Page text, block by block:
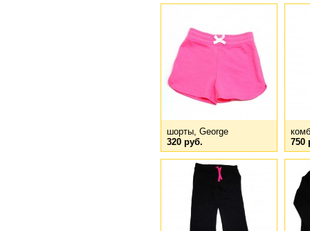
шорты, George
320 руб.
750